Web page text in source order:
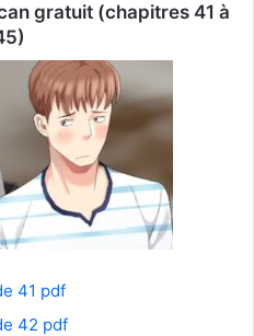
gratuit (chapitres 41 à
41 pdf
42 pdf